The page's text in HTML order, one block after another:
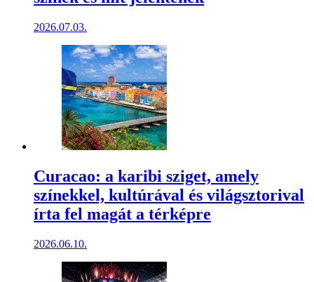
2026.07.03.
Curacao: a karibi sziget, amely
színekkel, kultúrával és világsztorival
írta fel magát a térképre
2026.06.10.